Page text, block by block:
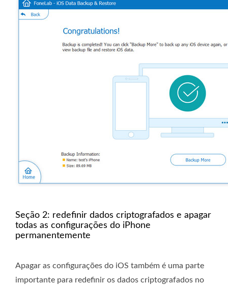
Seção 2: redefinir dados criptografados e apagar
todas as configurações do iPhone
permanentemente
Apagar as configurações do iOS também é uma parte
importante para redefinir os dados criptografados no